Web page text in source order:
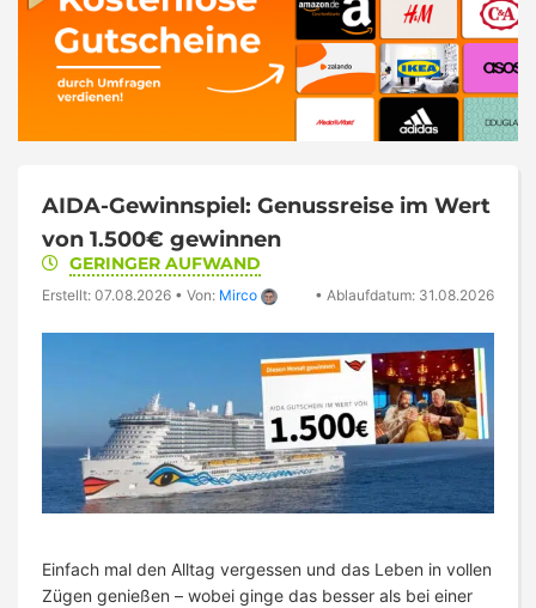
AIDA-Gewinnspiel: Genussreise im Wert
von 1.500€ gewinnen
GERINGER AUFWAND
Erstellt: 07.08.2026 • Von: Mirco • Ablaufdatum: 31.08.2026
Einfach mal den Alltag vergessen und das Leben in vollen
Zügen genießen – wobei ginge das besser als bei einer